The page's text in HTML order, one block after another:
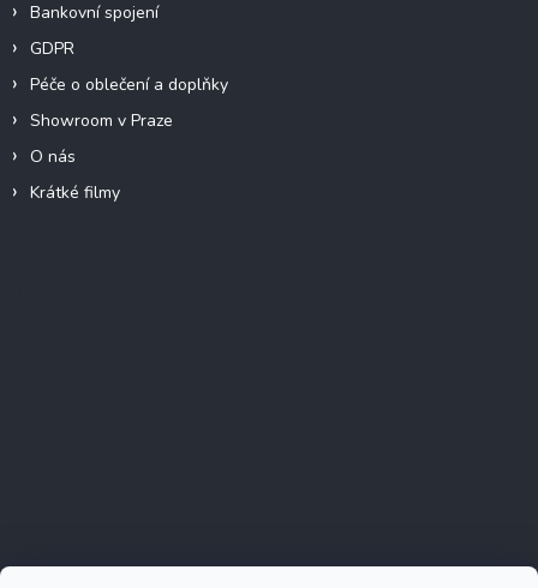
Bankovní spojení
GDPR
Péče o oblečení a doplňky
Showroom v Praze
O nás
Krátké filmy